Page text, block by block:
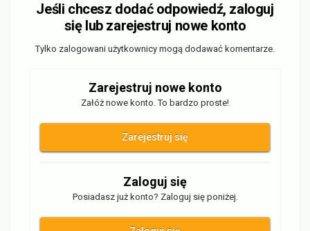
Jeśli chcesz dodać odpowiedź, zaloguj
się lub zarejestruj nowe konto
Tylko zalogowani użytkownicy mogą dodawać komentarze.
Zarejestruj nowe konto
Załóż nowe konto. To bardzo proste!
Zarejestruj się
Zaloguj się
Posiadasz już konto? Zaloguj się poniżej.